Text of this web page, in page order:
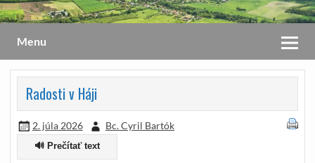
Menu
Radosti v Háji
2. júla 2026 Bc. Cyril Bartók
🔊 Prečítať text